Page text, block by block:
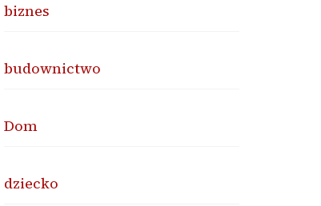
biznes
budownictwo
Dom
dziecko